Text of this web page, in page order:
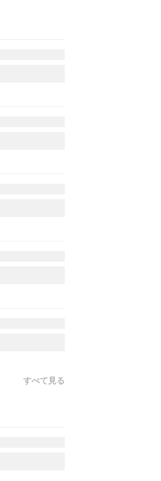
すべて見る